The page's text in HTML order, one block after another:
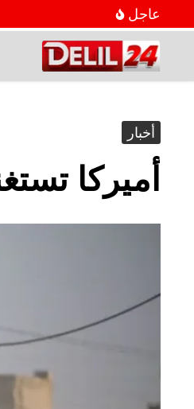
عاجل
أخبار
أميركا